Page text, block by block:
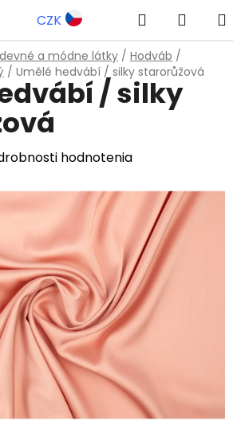
CZK Hľadať
KOŠÍK
a módne látky / Hodváb /
/ Umělé hedvábí / silky starorůžová
/ silky
hodnotenia